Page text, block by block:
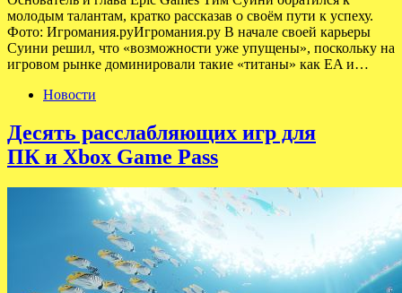
молодым талантам, кратко рассказав о своём пути к успеху.
Фото: Игромания.руИгромания.ру В начале своей карьеры
Суини решил, что «возможности уже упущены», поскольку на
игровом рынке доминировали такие «титаны» как EA и…
Новости
Десять расслабляющих игр для
ПК и Xbox Game Pass